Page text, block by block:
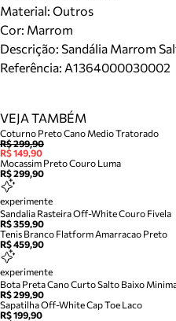
Material: Outros
Cor: Marrom
Descrição: Sandália Marrom
Referência: A1364000030002
VEJA TAMBÉM
Coturno Preto Cano Medio Tratorado
R$ 299,90
R$ 149,90
Mocassim Preto Couro Luma
R$ 299,90
experimente
Sandalia Rasteira Off-White Couro Fivela
R$ 359,90
Tenis Branco Flatform Amarracao Preto
R$ 459,90
experimente
Bota Preta Cano Curto Salto Baixo
R$ 299,90
Sapatilha Off-White Cap Toe Laco
R$ 199,90